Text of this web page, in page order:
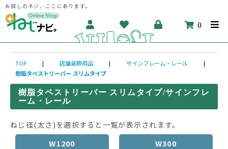
お探しのネジ、ここにあります。
0
TOP | 店舗装飾用品 | サインフレーム・レール
|
樹脂タペストリーバー スリムタイプ
樹脂タペストリーバー スリムタイプ/サインフレ
ーム・レール
ねじ径(太さ)を選択すると一覧が表示されます。
W1200
W300